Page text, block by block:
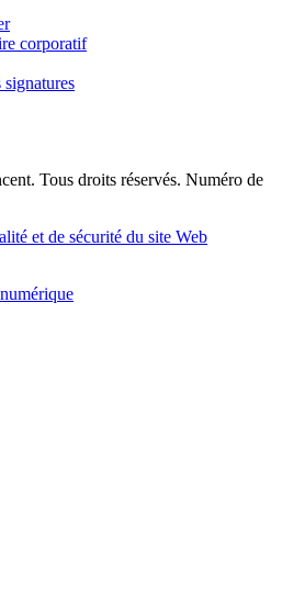
corporatif
signatures
Tous droits réservés. Numéro de
et de sécurité du site Web